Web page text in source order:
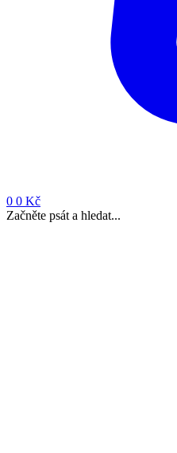
0 0 Kč
Začněte psát a hledat...